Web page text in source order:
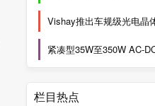
Vishay推出车规级光电晶
紧凑型35W至350W AC-
栏目热点